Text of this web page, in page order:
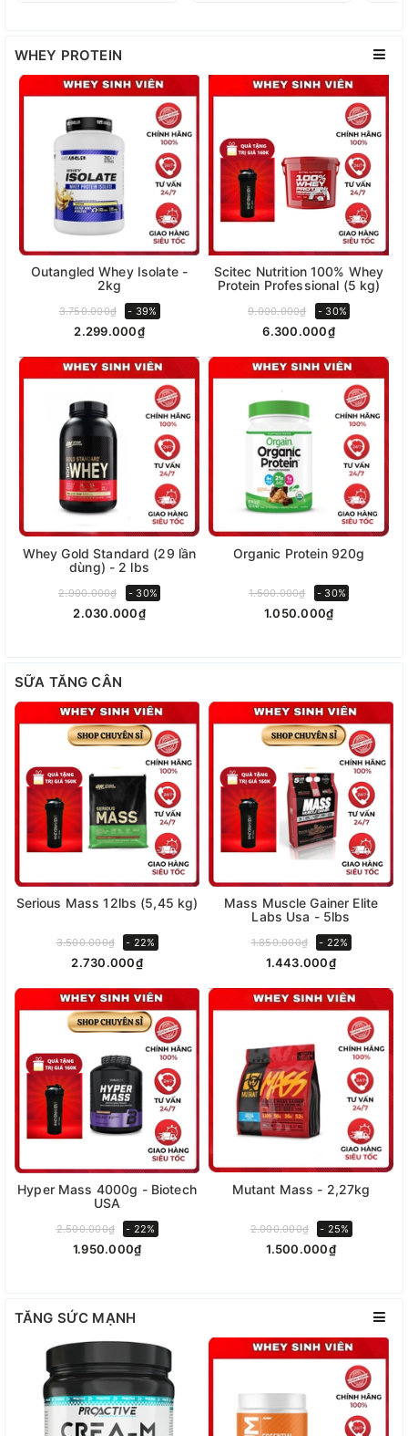
WHEY PROTEIN
Outangled Whey Isolate -
2kg
3.750.000₫ - 39%
2.299.000₫
Whey Gold Standard (29 lần
dùng) - 2 lbs
2.900.000₫ - 30%
2.030.000₫
Scitec Nutrition 100% Whey
Protein Professional (5 kg)
9.000.000₫ - 30%
6.300.000₫
Organic Protein 920g
1.500.000₫ - 30%
1.050.000₫
SỮA TĂNG CÂN
Serious Mass 12lbs (5,45 kg)
3.500.000₫ - 22%
2.730.000₫
Hyper Mass 4000g - Biotech
USA
2.500.000₫ - 22%
1.950.000₫
Mass Muscle Gainer Elite
Labs Usa - 5lbs
1.850.000₫ - 22%
1.443.000₫
Mutant Mass - 2,27kg
2.000.000₫ - 25%
1.500.000₫
TĂNG SỨC MẠNH